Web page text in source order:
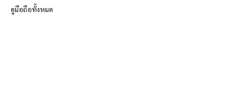
ดูมือถือทั้งหมด